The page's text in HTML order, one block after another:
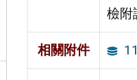
檢附
相關附件